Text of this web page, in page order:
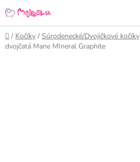
na
obsah
Domov
/ Kočíky / Súrodenecké/Dvojičkové kočíky
dvojčatá Mane MIneral Graphite